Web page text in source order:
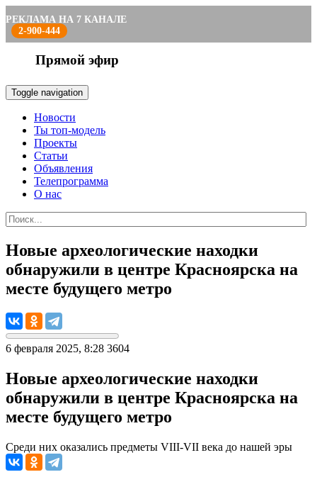
РЕКЛАМА НА 7 КАНАЛЕ
2-900-444
Прямой эфир
Toggle navigation
Новости
Ты топ-модель
Проекты
Статьи
Объявления
Телепрограмма
О нас
Новые археологические находки
обнаружили в центре Красноярска на
месте будущего метро
6 февраля 2025, 8:28 3604
Новые археологические находки
обнаружили в центре Красноярска на
месте будущего метро
Среди них оказались предметы VIII-VII века до нашей эры